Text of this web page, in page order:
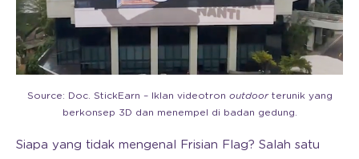
Source: Doc. StickEarn – Iklan videotron outdoorterunik yang
berkonsep 3D dan menempel di badan gedung.
Siapa yang tidak mengenal Frisian Flag? Salah satu